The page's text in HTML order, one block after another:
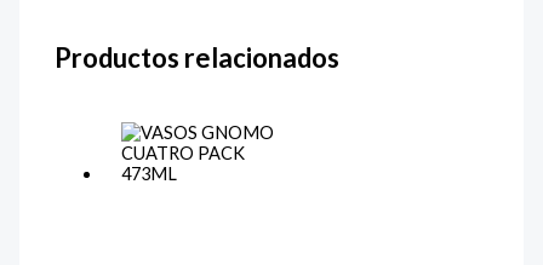
Productos relacionados